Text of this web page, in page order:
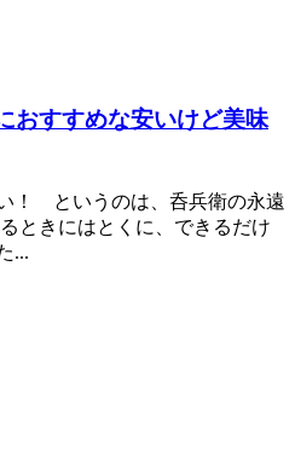
おすすめな安いけど美味
！ というのは、呑兵衛の永遠
ときにはとくに、できるだけ
...